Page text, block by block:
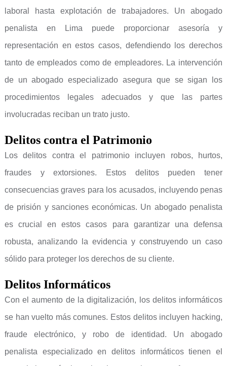
laboral hasta explotación de trabajadores. Un abogado
penalista en Lima puede proporcionar asesoría y
representación en estos casos, defendiendo los derechos
tanto de empleados como de empleadores. La intervención
de un abogado especializado asegura que se sigan los
procedimientos legales adecuados y que las partes
involucradas reciban un trato justo.
Delitos contra el Patrimonio
Los delitos contra el patrimonio incluyen robos, hurtos,
fraudes y extorsiones. Estos delitos pueden tener
consecuencias graves para los acusados, incluyendo penas
de prisión y sanciones económicas. Un abogado penalista
es crucial en estos casos para garantizar una defensa
robusta, analizando la evidencia y construyendo un caso
sólido para proteger los derechos de su cliente.
Delitos Informáticos
Con el aumento de la digitalización, los delitos informáticos
se han vuelto más comunes. Estos delitos incluyen hacking,
fraude electrónico, y robo de identidad. Un abogado
penalista especializado en delitos informáticos tienen el